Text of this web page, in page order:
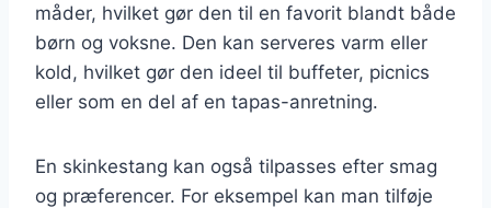
måder, hvilket gør den til en favorit blandt både
børn og voksne. Den kan serveres varm eller
kold, hvilket gør den ideel til buffeter, picnics
eller som en del af en tapas-anretning.
En skinkestang kan også tilpasses efter smag
og præferencer. For eksempel kan man tilføje